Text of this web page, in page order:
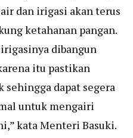
dan irigasi akan terus
ketahanan pangan.
dibangun
itu pastikan
sehingga dapat segera
untuk mengairi
kata Menteri Basuki.